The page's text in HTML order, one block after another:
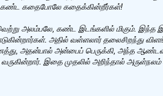
கண்ட கதைபோலே கதைக்கின்றீர்கள்!
வெற்று அலம்பலே, கண்ட இடங்களில் மிகும்.
அதில் வள்ளலார் தலைசிறந்து
அதன்பால் அன்பைப் பெருக்கி, அந்த
இதை முதலில் அறிந்தால்